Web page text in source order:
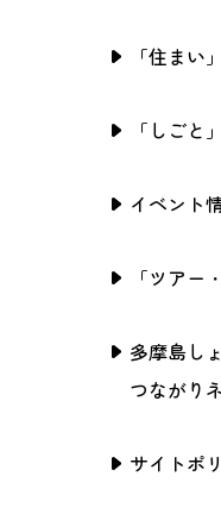
「住まい
「しごと
イベント
「ツアー
多摩島し
つながり
サイトポ